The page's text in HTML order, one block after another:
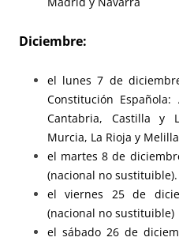
Diciembre:
el lunes 7 de
Constitución
Cantabria, Castilla y
Murcia, La Rioja y Melilla
el martes 8 de
(nacional no sustituible).
el viernes 25 de
(nacional no sustituible)
el sábado 26 de